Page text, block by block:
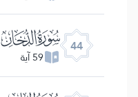
44 ﯙ
59 آية